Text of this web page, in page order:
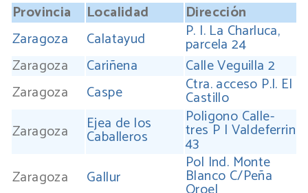
Provincia Localidad
Dirección
Zaragoza
Calatayud P. I. La Charluca,
parcela 24
Zaragoza
Cariñena
Calle Veguilla 2
Zaragoza
Caspe Ctra. acceso P.I. El
Castillo
Zaragoza
Ejea de los
Caballeros
Poligono Calle-
tres P I Valdeferrin
43
Zaragoza
Gallur
Pol Ind. Monte
Blanco C/Peña